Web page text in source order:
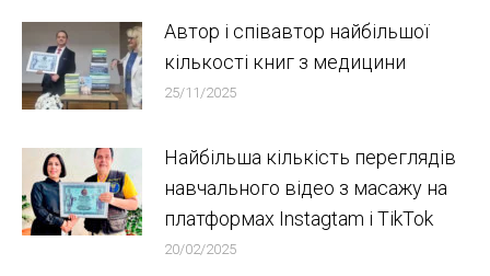
Автор і співавтор найбільшої
кількості книг з медицини
25/11/2025
Найбільша кількість переглядів
навчального відео з масажу на
платформах Instagtam i TikTok
20/02/2025